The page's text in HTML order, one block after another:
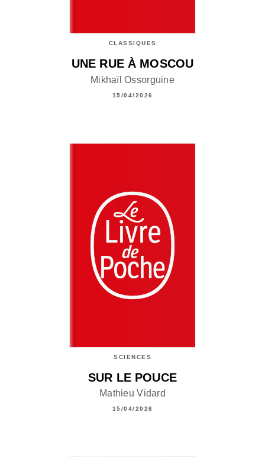
CLASSIQUES
UNE RUE À MOSCOU
Mikhaïl Ossorguine
15/04/2026
SCIENCES
SUR LE POUCE
Mathieu Vidard
15/04/2026